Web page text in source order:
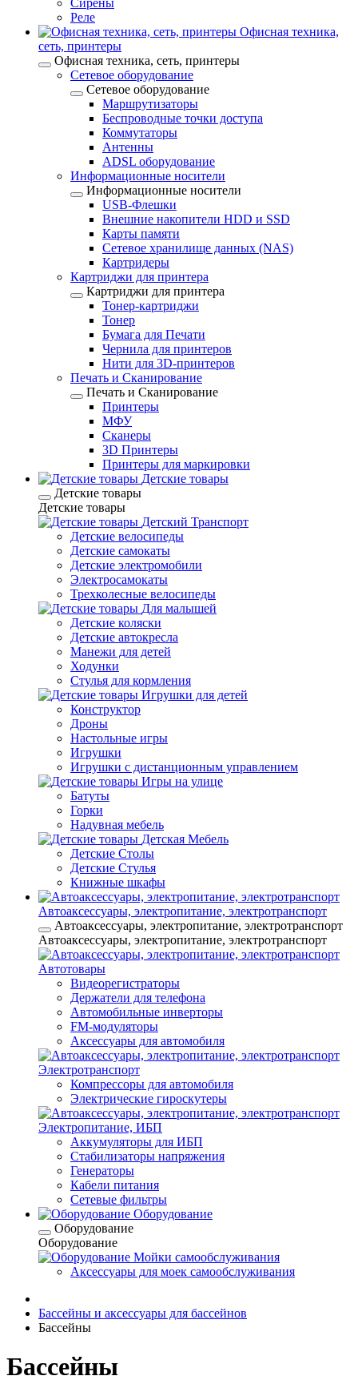
Сирены
Реле
Офисная техника,
cеть, принтеры
Офисная техника, cеть, принтеры
Сетевое оборудование
Сетевое оборудование
Маршрутизаторы
Беспроводные точки доступа
Коммутаторы
Антенны
ADSL оборудование
Информационные носители
Информационные носители
USB-Флешки
Внешние накопители HDD и SSD
Карты памяти
Сетевое хранилище данных (NAS)
Картридеры
Картриджи для принтера
Картриджи для принтера
Тонер-картриджи
Тонер
Бумага для Печати
Чернила для принтеров
Нити для 3D-принтеров
Печать и Сканирование
Печать и Сканирование
Принтеры
МФУ
Сканеры
3D Принтеры
Принтеры для маркировки
Детские товары
Детские товары
Детские товары
Детский Транспорт
Детские велосипеды
Детские самокаты
Детские электромобили
Электросамокаты
Трехколесные велосипеды
Для малышей
Детские коляски
Детские автокресла
Манежи для детей
Ходунки
Стулья для кормления
Игрушки для детей
Конструктор
Дроны
Настольные игры
Игрушки
Игрушки c дистанционным управлением
Игры на улице
Батуты
Горки
Надувная мебель
Детская Мебель
Детские Столы
Детские Стулья
Книжные шкафы
Автоаксессуары, электропитание, электротранспорт
Автоаксессуары, электропитание, электротранспорт
Автоаксессуары, электропитание, электротранспорт
Автотовары
Видеорегистраторы
Держатели для телефона
Автомобильные инверторы
FM-модуляторы
Аксессуары для автомобиля
Электротранспорт
Компрессоры для автомобиля
Электрические гироскутеры
Электропитание, ИБП
Аккумуляторы для ИБП
Стабилизаторы напряжения
Генераторы
Кабели питания
Сетевые фильтры
Оборудование
Оборудование
Оборудование
Мойки самообслуживания
Аксессуары для моек самообслуживания
Бассейны и аксессуары для бассейнов
Бассейны
Бассейны